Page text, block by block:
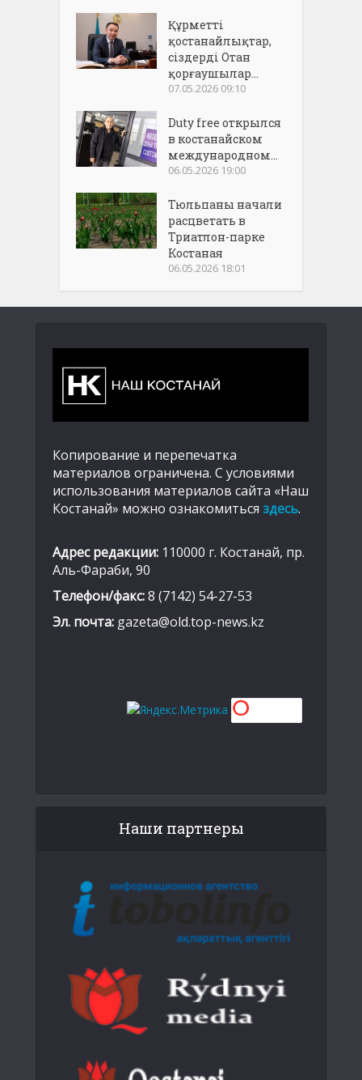
Құрметті
қостанайлықтар,
сіздерді Отан
қорғаушылар...
07.05.2026 09:10
Duty free открылся
в костанайском
международном...
06.05.2026 19:00
Тюльпаны начали
расцветать в
Триатлон-парке
Костаная
06.05.2026 18:01
Копирование и перепечатка
материалов ограничена. С условиями
использования материалов сайта «Наш
Костанай» можно ознакомиться здесь.
Адрес редакции: 110000 г. Костанай, пр.
Аль-Фараби, 90
Телефон/факс:8 (7142) 54-27-53
Эл. почта: gazeta@old.top-news.kz
Наши партнеры